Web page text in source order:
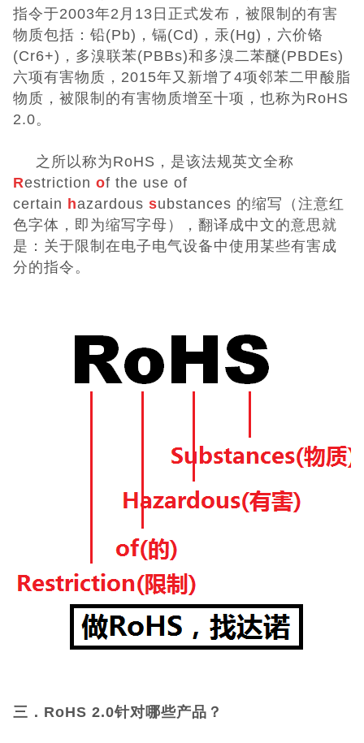
©Danotest.Com
指令于2003年2月13日正式发布，被限制的有害
物质包括：铅(Pb)，镉(Cd)，汞(Hg)，六价铬
(Cr6+)，多溴联苯(PBBs)和多溴二苯醚(PBDEs)
六项有害物质，2015年又新增了4项邻苯二甲酸脂
物质，被限制的有害物质增至十项，也称为RoHS
2.0。
之所以称为RoHS，是该法规英文全称
Restriction of the use of
certain hazardous substances 的缩写（注意红
色字体，即为缩写字母），翻译成中文的意思就
是：关于限制在电子电气设备中使用某些有害成
分的指令。
三．RoHS 2.0针对哪些产品？